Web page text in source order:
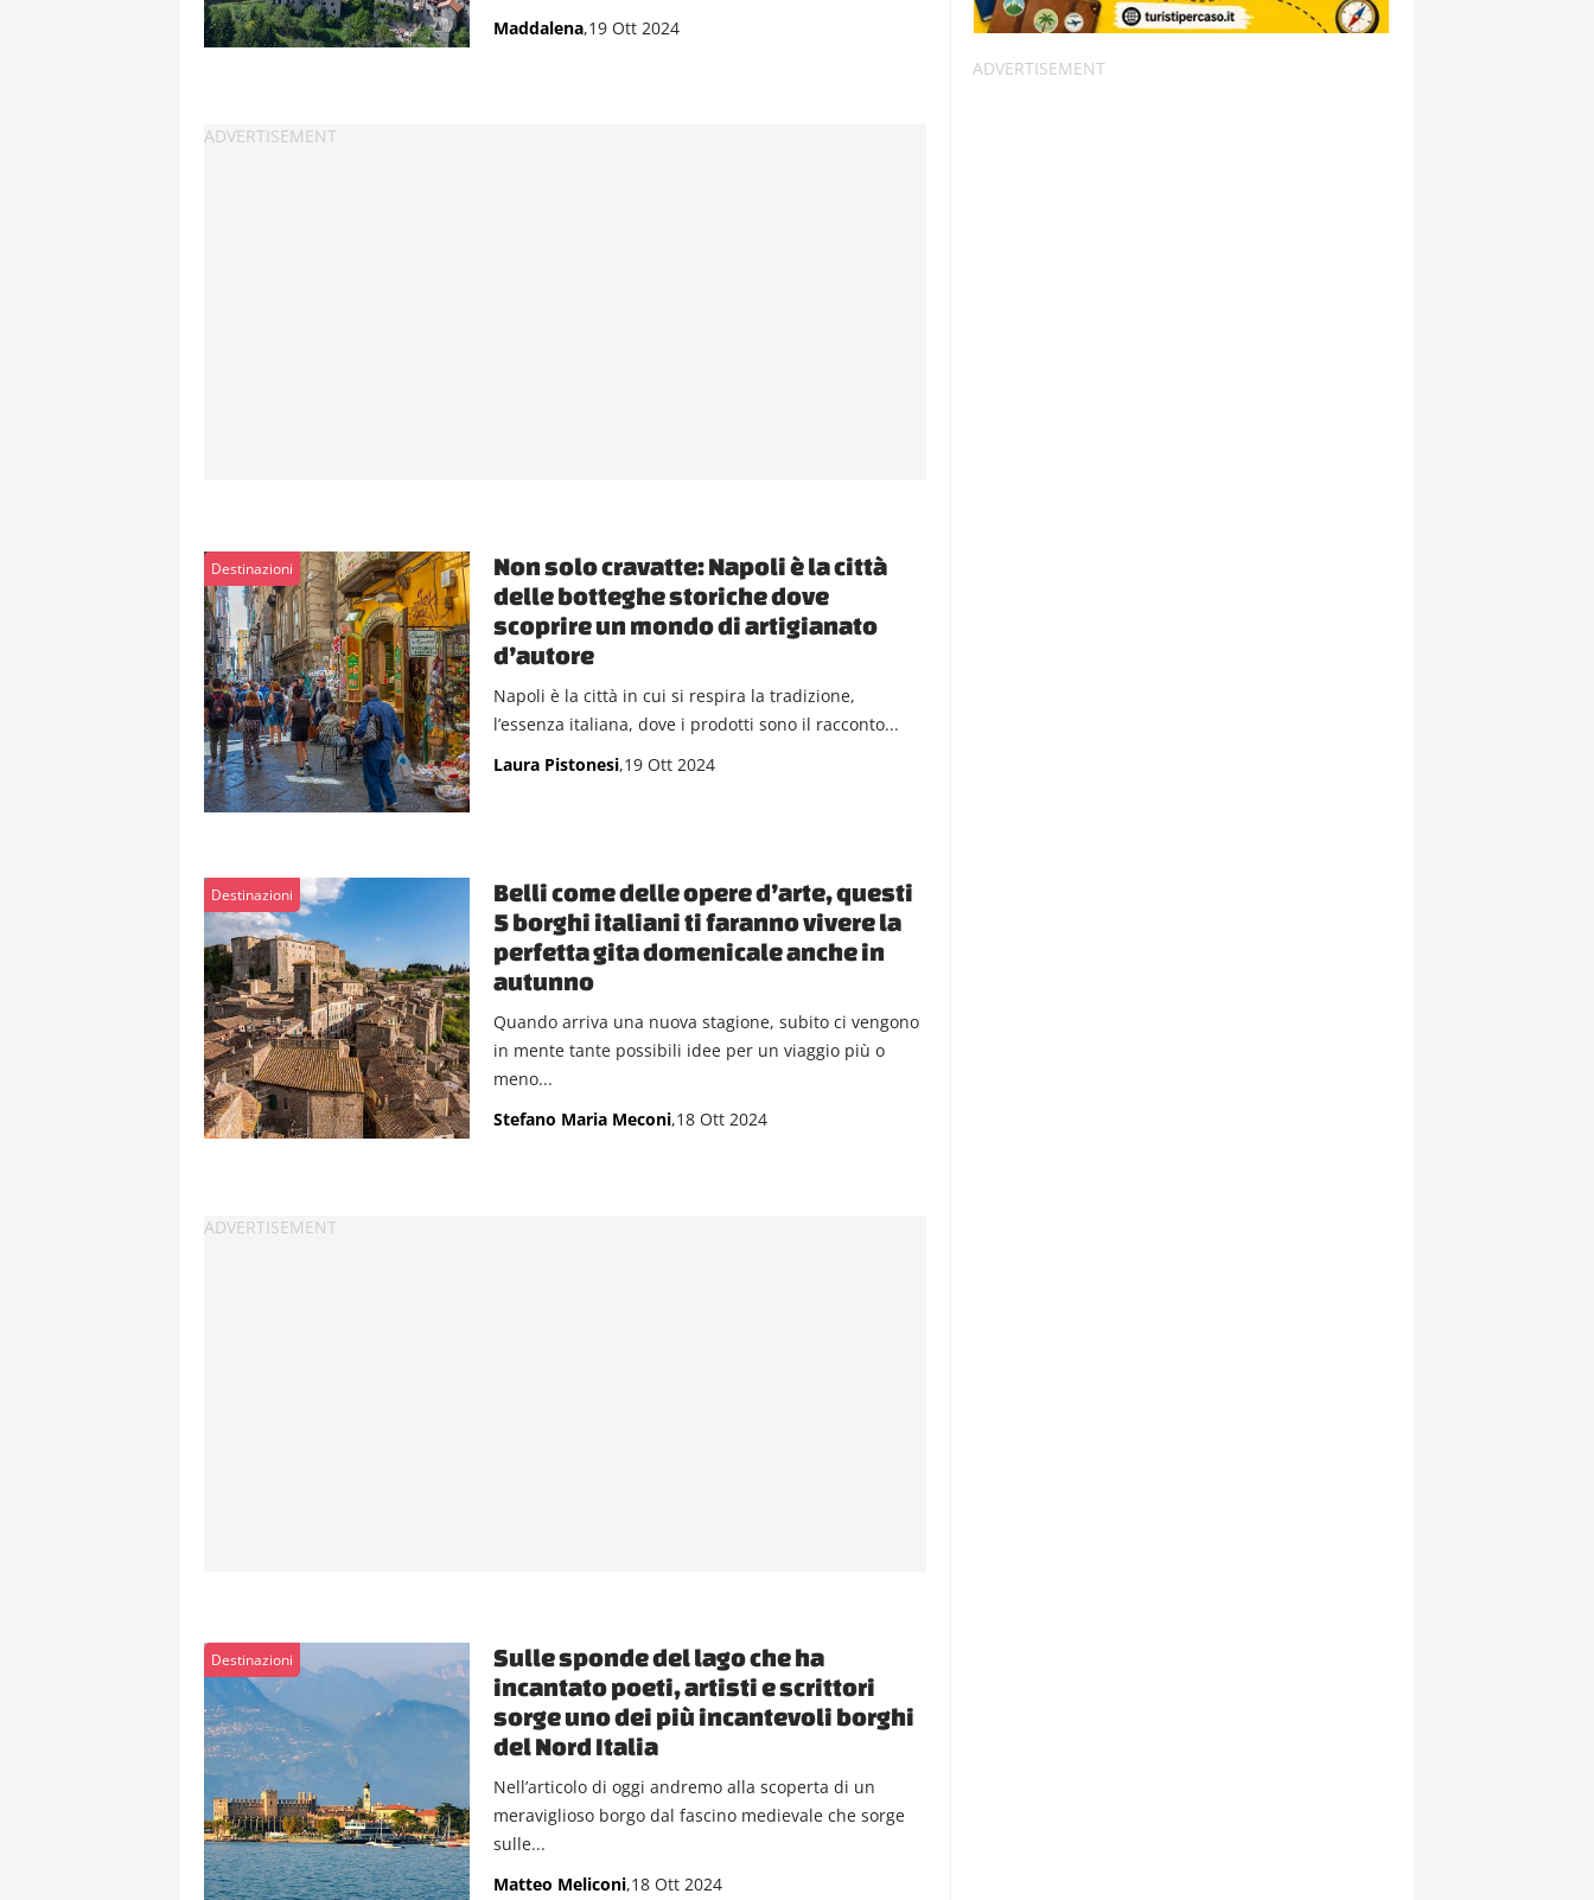
Maddalena,19 Ott 2024
Destinazioni
Non solo cravatte: Napoli è la città
delle botteghe storiche dove
scoprire un mondo di artigianato
d’autore
Napoli è la città in cui si respira la tradizione,
l’essenza italiana, dove i prodotti sono il racconto...
Laura Pistonesi,19 Ott 2024
Destinazioni
Belli come delle opere d’arte, questi
5 borghi italiani ti faranno vivere la
perfetta gita domenicale anche in
autunno
Quando arriva una nuova stagione, subito ci vengono
in mente tante possibili idee per un viaggio più o
meno...
Stefano Maria Meconi,18 Ott 2024
Destinazioni
Sulle sponde del lago che ha
incantato poeti, artisti e scrittori
sorge uno dei più incantevoli borghi
del Nord Italia
Nell’articolo di oggi andremo alla scoperta di un
meraviglioso borgo dal fascino medievale che sorge
sulle...
Matteo Meliconi,18 Ott 2024